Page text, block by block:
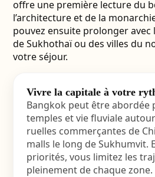
offre une première lecture du
l’architecture et de la
pouvez ensuite prolonger avec
de Sukhothaï ou des villes du
votre séjour.
Vivre la capitale à votre
Bangkok peut être abordée
temples et vie fluviale
ruelles commerçantes de
malls le long de Sukhumvit.
priorités, vous limitez les
pleinement de chaque zone.